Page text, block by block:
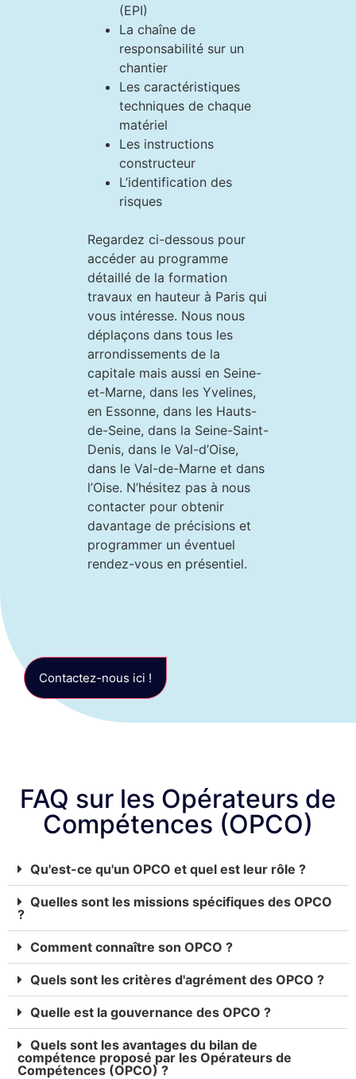
(EPI)
La chaîne de
responsabilité sur un
chantier
Les caractéristiques
techniques de chaque
matériel
Les instructions
constructeur
L’identification des
risques
Regardez ci-dessous pour
accéder au programme
détaillé de la formation
travaux en hauteur à Paris qui
vous intéresse. Nous nous
déplaçons dans tous les
arrondissements de la
capitale mais aussi en Seine-
et-Marne, dans les Yvelines,
en Essonne, dans les Hauts-
de-Seine, dans la Seine-Saint-
Denis, dans le Val-d’Oise,
dans le Val-de-Marne et dans
l’Oise. N’hésitez pas à nous
contacter pour obtenir
davantage de précisions et
programmer un éventuel
rendez-vous en présentiel.
Contactez-nous ici !
FAQ sur les Opérateurs de
Compétences (OPCO)
Qu'est-ce qu'un OPCO et quel est leur rôle ?
Quelles sont les missions spécifiques des OPCO
?
Comment connaître son OPCO ?
Quels sont les critères d'agrément des OPCO ?
Quelle est la gouvernance des OPCO ?
Quels sont les avantages du bilan de
compétence proposé par les Opérateurs de
Compétences (OPCO) ?